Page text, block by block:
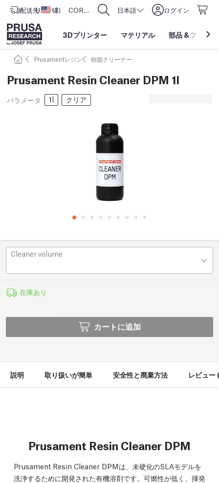
配送先 アメリカ合衆国
USD ($) CORE One L: Now In Stock! 日本語 ログイン
3Dプリンター マテリアル 部品 & アクセ
Prusamentレジン 樹脂クリーナー
Prusament Resin Cleaner DPM 1l
パラメータ 1l クリア
Cleaner volume
在庫あり
カートに追加
説明 取り扱いが簡単 安全性と廃棄方法 レビュー
Prusament Resin Cleaner DPM
Prusament Resin Cleaner DPMは、未硬化のSLAモデルを
洗浄するために開発された有機溶剤です。可燃性が低く、揮発